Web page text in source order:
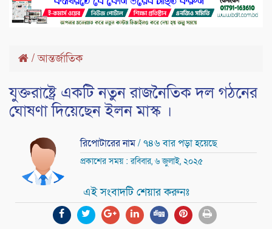
/আন্তর্জাতিক
যুক্তরাষ্ট্রে একটি নতুন রাজনৈতিক দল গঠনের
ঘোষণা দিয়েছেন ইলন মাস্ক ।
রিপোটারের নাম/ ৭৪৬ বার পড়া হয়েছে
প্রকাশের সময় : রবিবার, ৬ জুলাই, ২০২৫
এই সংবাদটি শেয়ার করুনঃ